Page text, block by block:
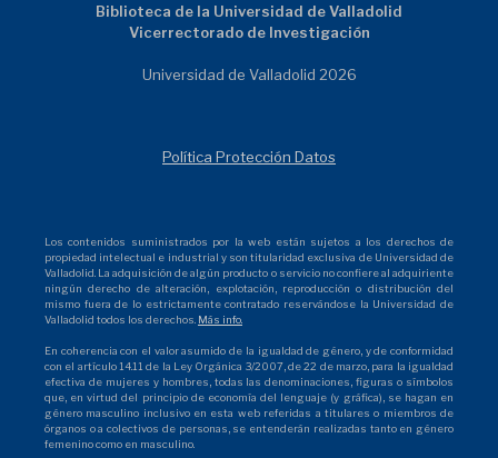
Biblioteca de la Universidad de Valladolid
Vicerrectorado de Investigación
Universidad de Valladolid 2026
Política Protección Datos
Los contenidos suministrados por la web están sujetos a los derechos de
propiedad intelectual e industrial y son titularidad exclusiva de Universidad de
Valladolid. La adquisición de algún producto o servicio no confiere al adquiriente
ningún derecho de alteración, explotación, reproducción o distribución del
mismo fuera de lo estrictamente contratado reservándose la Universidad de
Valladolid todos los derechos. Más info.
En coherencia con el valor asumido de la igualdad de género, y de conformidad
con el artículo 14.11 de la Ley Orgánica 3/2007, de 22 de marzo, para la igualdad
efectiva de mujeres y hombres, todas las denominaciones, figuras o símbolos
que, en virtud del principio de economía del lenguaje (y gráfica), se hagan en
género masculino inclusivo en esta web referidas a titulares o miembros de
órganos o a colectivos de personas, se entenderán realizadas tanto en género
femenino como en masculino.